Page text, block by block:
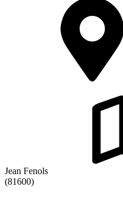
Jean Fenols
(81600)